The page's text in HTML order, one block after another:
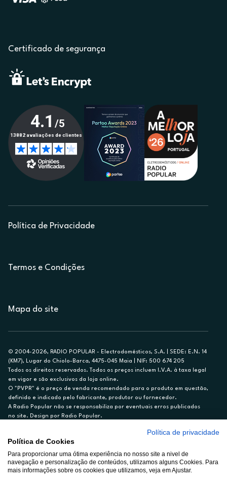
Certificado de segurança
Política de Privacidade
Termos e Condições
Mapa do site
© 2004-2026, RADIO POPULAR - Electrodomésticos, S.A. | SEDE: E.N. 14
(KM7), Lugar do Chiolo-Barca, 4475-045 Maia | NIF: 500 674 205
Todos os direitos reservados. Todos os preços incluem I.V.A. à taxa legal
em vigor e são exclusivos da loja online.
O "PVPR" é o preço de venda recomendado para o produto em questão,
definido e indicado pelo fabricante, produtor ou fornecedor.
A Radio Popular não se responsabiliza por eventuais erros publicados
no site. Design por Radio Popular.
Ex. para limite de crédito de €1.500, reembolsado em 12 meses, TAN
14,79%.
Crédito sujeito a aprovação pelo Cetelem, marca BNP Paribas Personal
Finance, S.A., Sucursal em Portugal. Informe-se no 21 721 90 00 (dias
Política de privacidade
Política de Cookies
Para proporcionar uma ótima experiência no nosso site a nivel de
navegação e personalização de conteúdos, utilizamos alguns Cookies. Para
mais informações sobre os cookies que utilizamos, veja em Ajustar.